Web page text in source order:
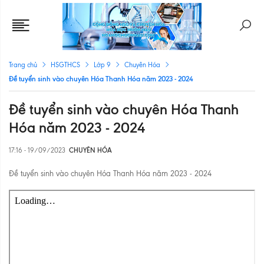
Trang chủ HSGTHCS Lớp 9 Chuyên Hóa
Đề tuyển sinh vào chuyên Hóa Thanh Hóa năm 2023 - 2024
Đề tuyển sinh vào chuyên Hóa Thanh
Hóa năm 2023 - 2024
17:16 - 19/09/2023 CHUYÊN HÓA
Đề tuyển sinh vào chuyên Hóa Thanh Hóa năm 2023 - 2024